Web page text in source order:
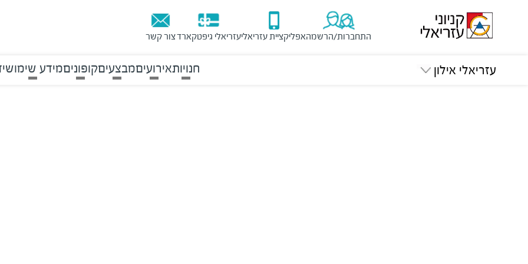
התחברות/הרשמהאפליקציית עזריאליעזריאלי גיפטקארדצור קשר
עזריאלי אילון חנויותאירועיםמבצעיםקופוניםמידע שימושי